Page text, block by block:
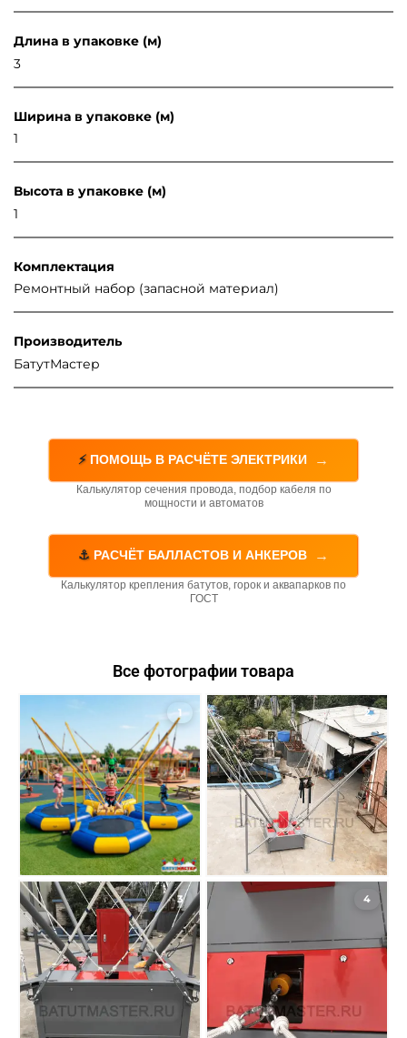
Длина в упаковке (м)
3
Ширина в упаковке (м)
1
Высота в упаковке (м)
1
Комплектация
Ремонтный набор (запасной материал)
Производитель
БатутМастер
⚡ ПОМОЩЬ В РАСЧЁТЕ ЭЛЕКТРИКИ →
Калькулятор сечения провода, подбор кабеля по
мощности и автоматов
⚓ РАСЧЁТ БАЛЛАСТОВ И АНКЕРОВ →
Калькулятор крепления батутов, горок и аквапарков по
ГОСТ
Все фотографии товара
1 2
3 4